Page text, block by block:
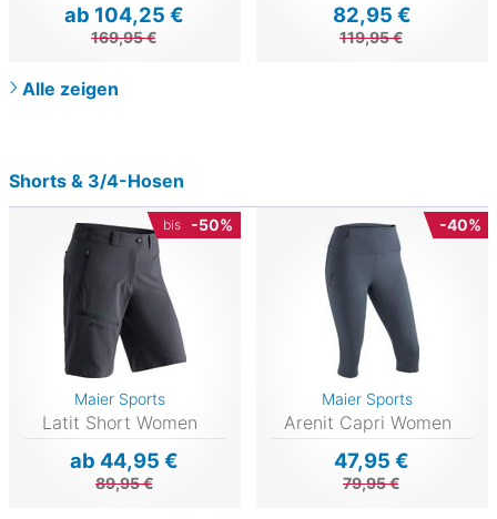
ab 104,25 €
169,95 €
82,95 €
119,95 €
Alle zeigen
Shorts & 3/4-Hosen
bis -50%
Maier Sports
Latit Short Women
ab 44,95 €
89,95 €
-40%
Maier Sports
Arenit Capri Women
47,95 €
79,95 €